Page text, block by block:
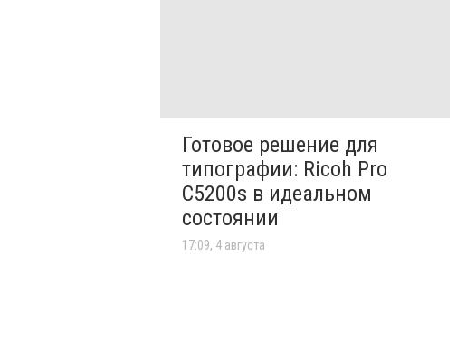
Готовое решение для
типографии: Ricoh Pro
C5200s в идеальном
состоянии
17:09, 4 августа